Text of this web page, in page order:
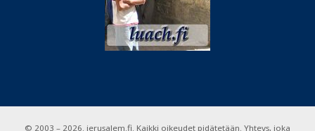
© 2003 – 2026. jerusalem.fi. Kaikki oikeudet pidätetään. Yhteys, joka